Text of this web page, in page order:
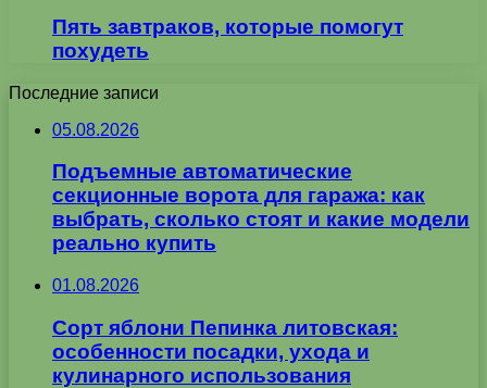
Пять завтраков, которые помогут
похудеть
Последние записи
05.08.2026
Подъемные автоматические
секционные ворота для гаража: как
выбрать, сколько стоят и какие модели
реально купить
01.08.2026
Сорт яблони Пепинка литовская:
особенности посадки, ухода и
кулинарного использования